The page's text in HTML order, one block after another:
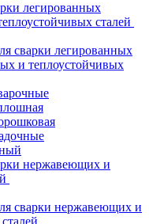
легированных
сталей
сварки легированных
и теплоустойчивых
нержавеющих и
сварки нержавеющих и